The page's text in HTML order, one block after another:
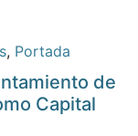
, Portada
de
Capital